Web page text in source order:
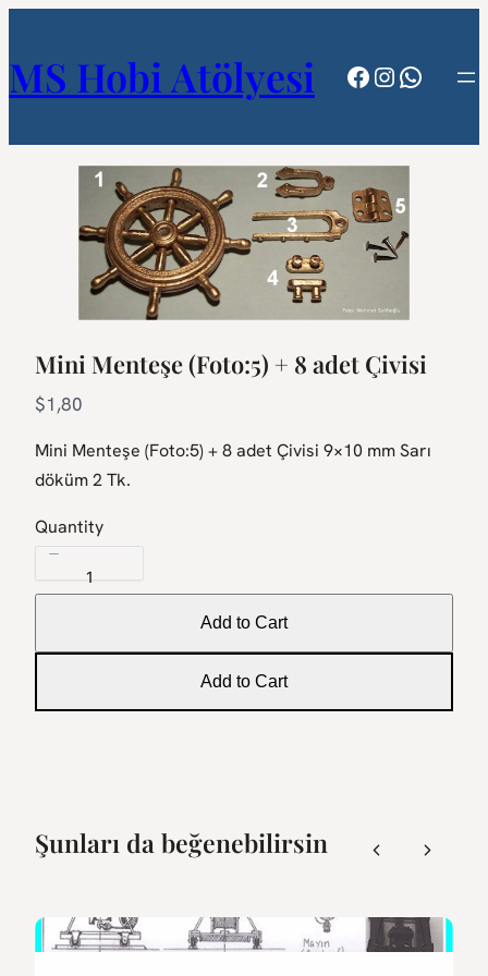
MS Hobi Atölyesi Facebook
Instagram
Mini Menteşe (Foto:5) + 8 adet Çivisi
N
w
$1,80
Mini Menteşe (Foto:5) + 8 adet Çivisi 9×10 mm Sarı
döküm 2 Tk.
Quantity
Add to Cart
Add to Cart
Şunları da beğenebilirsin
PreviousNext